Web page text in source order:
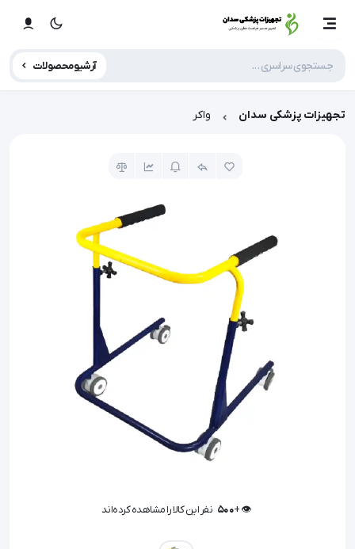
آرشیو محصولات
تجهیزات پزشکی سدان واکر
👁️ +
500 نفر این کالا را مشاهده کرده‌اند